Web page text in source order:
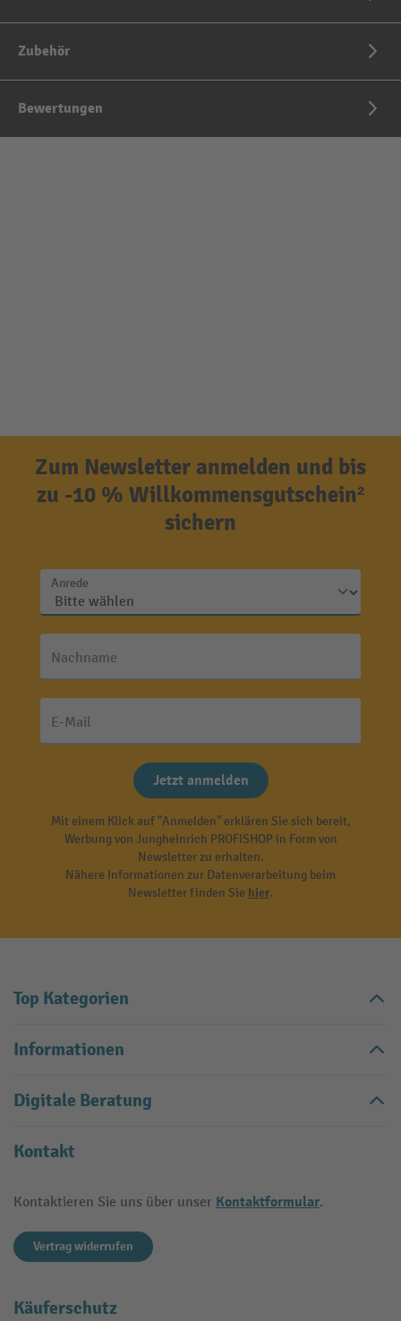
Zubehör
Bewertungen
Zum Newsletter anmelden und bis
zu -10 % Willkommensgutschein²
sichern
Anrede
Nachname
E-Mail
Jetzt anmelden
Mit einem Klick auf "Anmelden" erklären Sie sich bereit,
Werbung von Jungheinrich PROFISHOP in Form von
Newsletter zu erhalten.
Nähere Informationen zur Datenverarbeitung beim
Newsletter finden Sie hier.
Top Kategorien
Informationen
Digitale Beratung
Kontakt
Kontaktieren Sie uns über unser Kontaktformular.
Vertrag widerrufen
Käuferschutz